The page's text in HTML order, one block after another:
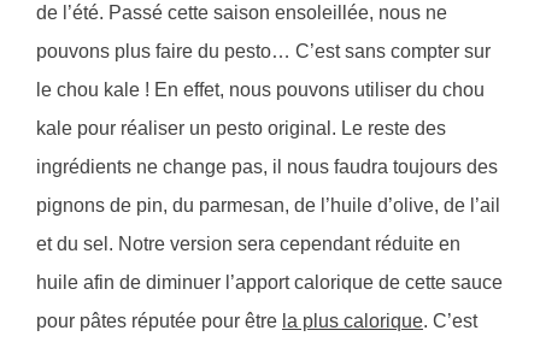
de l’été. Passé cette saison ensoleillée, nous ne
pouvons plus faire du pesto… C’est sans compter sur
le chou kale ! En effet, nous pouvons utiliser du chou
kale pour réaliser un pesto original. Le reste des
ingrédients ne change pas, il nous faudra toujours des
pignons de pin, du parmesan, de l’huile d’olive, de l’ail
et du sel. Notre version sera cependant réduite en
huile afin de diminuer l’apport calorique de cette sauce
pour pâtes réputée pour être la plus calorique. C’est